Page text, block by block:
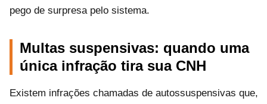
pego de surpresa pelo sistema.
Multas suspensivas: quando uma
única infração tira sua CNH
Existem infrações chamadas de autossuspensivas que,